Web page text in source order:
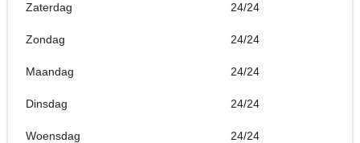
Zaterdag 24/24
Zondag 24/24
Maandag 24/24
Dinsdag 24/24
Woensdag 24/24